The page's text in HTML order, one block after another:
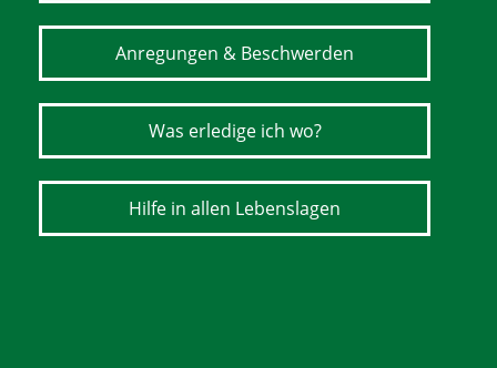
Anregungen & Beschwerden
Was erledige ich wo?
Hilfe in allen Lebenslagen